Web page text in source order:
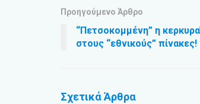
Προηγούμενο Άρθρο
“Πετσοκομμένη” η
στους “εθνικούς” πίνακες!
ΣχετικάΆρθρα